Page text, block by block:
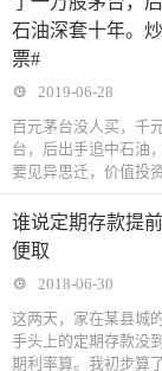
石油深套十年。
票#
2019-06-28
百元茅台没人买，千
台，后出手追中石油
要见异思迁，价值投
谁说定期存款提
便取
2018-06-30
这两天，家在某县城
手头上的定期存款没
期利率算。我初步算